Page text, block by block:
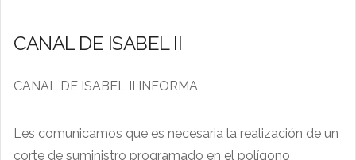
CANAL DE ISABEL II
CANAL DE ISABEL II INFORMA
Les comunicamos que es necesaria la realización de un
corte de suministro programado en el polígono